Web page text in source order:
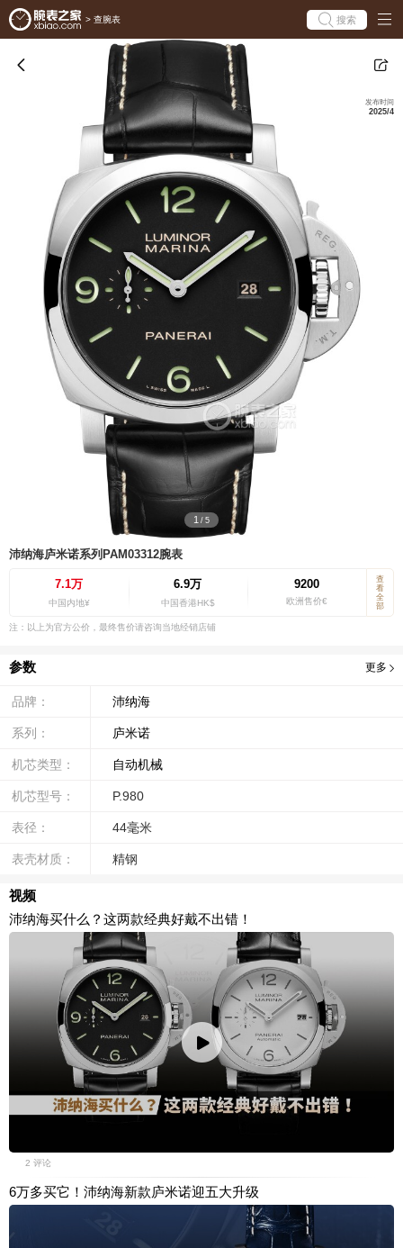
> 查腕表 搜索
1 / 5
发布时间
2025/4
沛纳海庐米诺系列PAM03312腕表
7.1万
中国内地¥
6.9万
中国香港HK$
9200
欧洲售价€
查
看
全
部
注：以上为官方公价，最终售价请咨询当地经销店铺
参数 更多
品牌： 沛纳海
系列： 庐米诺
机芯类型： 自动机械
机芯型号： P.980
表径： 44毫米
表壳材质： 精钢
视频
沛纳海买什么？这两款经典好戴不出错！
2 评论
6万多买它！沛纳海新款庐米诺迎五大升级